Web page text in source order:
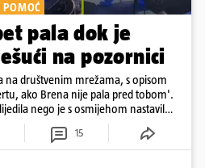
pala dok je
na pozornici
na društvenim mrežama, s opisom
ako Brena nije pala pred tobom'.
nego je s osmijehom nastavila
15